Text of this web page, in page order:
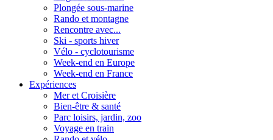
Plongée sous-marine
Rando et montagne
Rencontre avec...
Ski - sports hiver
Vélo - cyclotourisme
Week-end en Europe
Week-end en France
Expériences
Mer et Croisière
Bien-être & santé
Parc loisirs, jardin, zoo
Voyage en train